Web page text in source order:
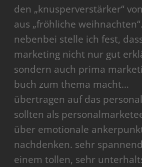
den „knusperverstärker“
aus „fröhliche
nebenbei stelle ich fest,
marketing nicht nur gut
sondern auch prima
buch zum thema macht…
übertragen auf das
sollten als
über emotionale
nachdenken. sehr
einem tollen, sehr